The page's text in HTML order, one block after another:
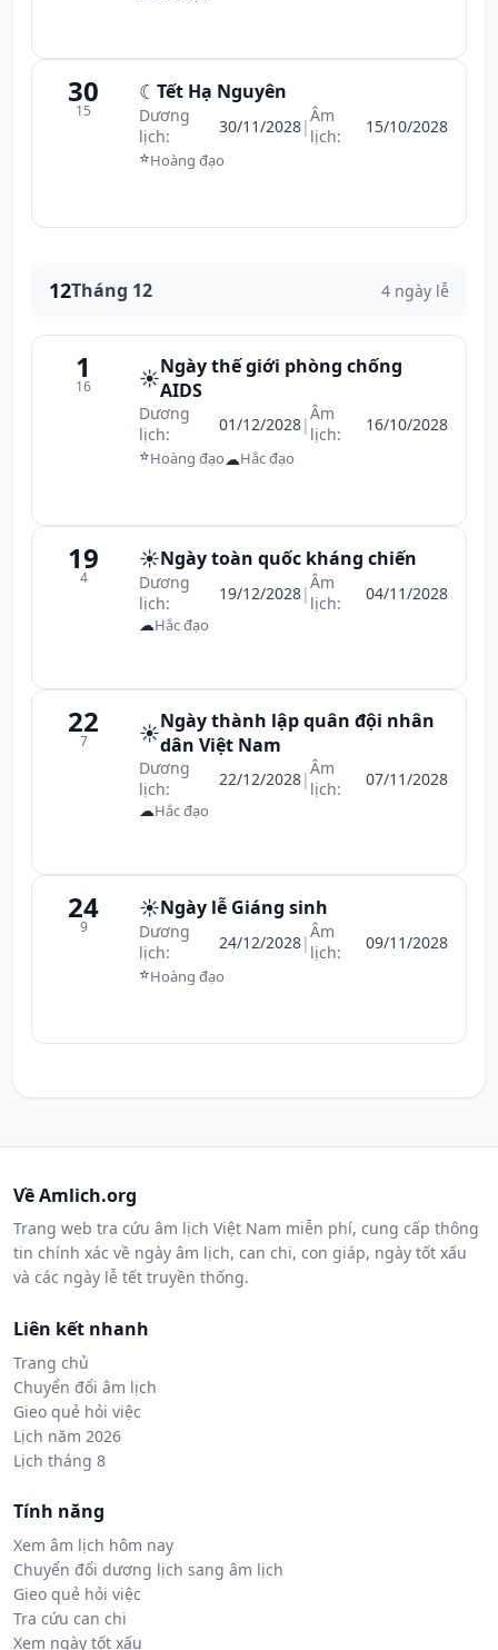
30
15
☾ Tết Hạ Nguyên
Dương
lịch:
30/11/2028|Âm
lịch:
15/10/2028
⭐Hoàng đạo
12Tháng 12 4 ngày lễ
1
16 ☀️Ngày thế giới phòng chống
AIDS
Dương
lịch:
01/12/2028|Âm
lịch:
16/10/2028
⭐Hoàng đạo☁Hắc đạo
19
4
☀️Ngày toàn quốc kháng chiến
Dương
lịch:
19/12/2028|Âm
lịch:
04/11/2028
☁Hắc đạo
22
7 ☀️Ngày thành lập quân đội nhân
dân Việt Nam
Dương
lịch:
22/12/2028|Âm
lịch:
07/11/2028
☁Hắc đạo
24
9
☀️Ngày lễ Giáng sinh
Dương
lịch:
24/12/2028|Âm
lịch:
09/11/2028
⭐Hoàng đạo
Về Amlich.org
Trang web tra cứu âm lịch Việt Nam miễn phí, cung cấp thông
tin chính xác về ngày âm lịch, can chi, con giáp, ngày tốt xấu
và các ngày lễ tết truyền thống.
Liên kết nhanh
Trang chủ
Chuyển đổi âm lịch
Gieo quẻ hỏi việc
Lịch năm 2026
Lịch tháng 8
Tính năng
Xem âm lịch hôm nay
Chuyển đổi dương lịch sang âm lịch
Gieo quẻ hỏi việc
Tra cứu can chi
Xem ngày tốt xấu